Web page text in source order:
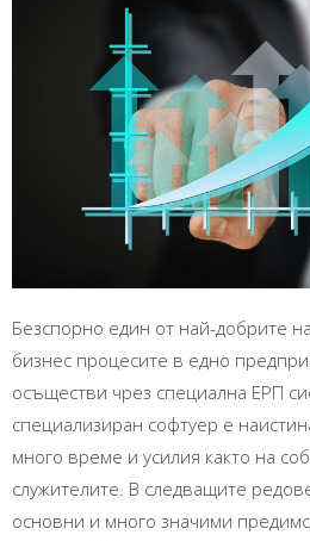
Безспорно един от най-добрите
бизнес процесите в едно
осъществи чрез специална ЕРП
специализиран софтуер е
много време и усилия както на
служителите. В следващите
основни и много значими